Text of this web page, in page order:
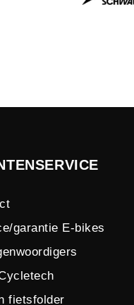
garantie E-bikes
fietsfolder